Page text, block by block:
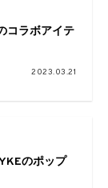
コラボアイテ
2023.03.21
のポップ